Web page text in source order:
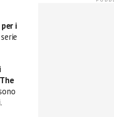
i